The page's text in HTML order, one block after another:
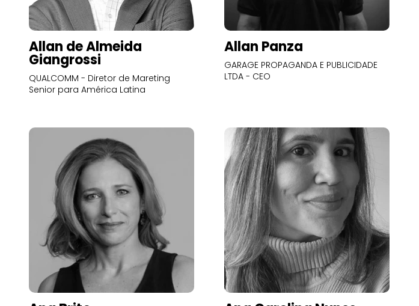
Allan de Almeida
Giangrossi
QUALCOMM - Diretor de Mareting
Senior para América Latina
Allan Panza
GARAGE PROPAGANDA E PUBLICIDADE
LTDA - CEO